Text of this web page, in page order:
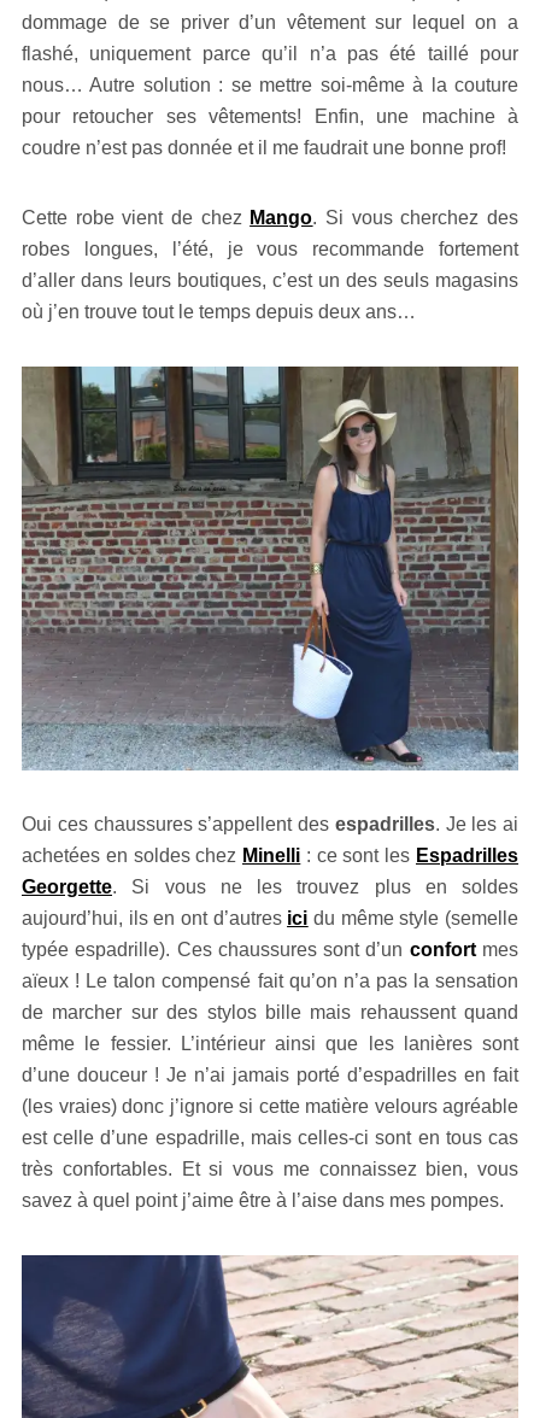
dommage de se priver d’un vêtement sur lequel on a
flashé, uniquement parce qu’il n’a pas été taillé pour
nous… Autre solution : se mettre soi-même à la couture
pour retoucher ses vêtements! Enfin, une machine à
coudre n’est pas donnée et il me faudrait une bonne prof!
Cette robe vient de chez Mango. Si vous cherchez des
robes longues, l’été, je vous recommande fortement
d’aller dans leurs boutiques, c’est un des seuls magasins
où j’en trouve tout le temps depuis deux ans…
Oui ces chaussures s’appellent des espadrilles. Je les ai
achetées en soldes chez Minelli : ce sont les Espadrilles
Georgette. Si vous ne les trouvez plus en soldes
aujourd’hui, ils en ont d’autres ici du même style (semelle
typée espadrille). Ces chaussures sont d’un confortmes
aïeux ! Le talon compensé fait qu’on n’a pas la sensation
de marcher sur des stylos bille mais rehaussent quand
même le fessier. L’intérieur ainsi que les lanières sont
d’une douceur ! Je n’ai jamais porté d’espadrilles en fait
(les vraies) donc j’ignore si cette matière velours agréable
est celle d’une espadrille, mais celles-ci sont en tous cas
très confortables. Et si vous me connaissez bien, vous
savez à quel point j’aime être à l’aise dans mes pompes.